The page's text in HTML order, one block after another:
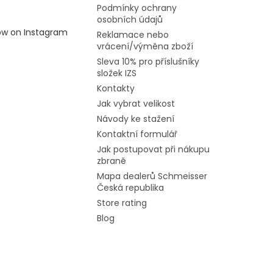
on Instagram
Podmínky ochrany
osobních údajů
Reklamace nebo
vrácení/výměna zboží
Sleva 10% pro příslušníky
složek IZS
Kontakty
Jak vybrat velikost
Návody ke stažení
Kontaktní formulář
Jak postupovat při nákupu
zbraně
Mapa dealerů Schmeisser
Česká republika
Store rating
Blog